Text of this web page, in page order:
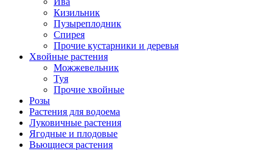
Кизильник
Пузыреплодник
Спирея
Прочие кустарники и деревья
Хвойные растения
Можжевельник
Туя
Прочие хвойные
Розы
Растения для водоема
Луковичные растения
Ягодные и плодовые
Вьющиеся растения